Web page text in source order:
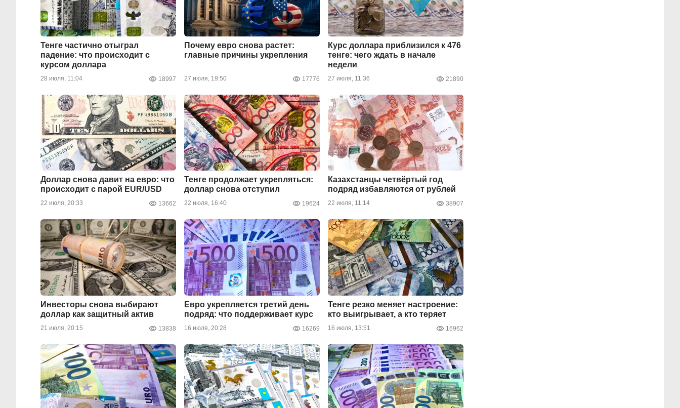
Тенге частично отыграл
падение: что происходит с
курсом доллара
28 июля, 11:04 18997
Почему евро снова растет:
главные причины укрепления
27 июля, 19:50 17776
Курс доллара приблизился к 476
тенге: чего ждать в начале
недели
27 июля, 11:36 21890
Доллар снова давит на евро: что
происходит с парой EUR/USD
22 июля, 20:33 13662
Тенге продолжает укрепляться:
доллар снова отступил
22 июля, 16:40 19624
Казахстанцы четвёртый год
подряд избавляются от рублей
22 июля, 11:14 38907
Инвесторы снова выбирают
доллар как защитный актив
21 июля, 20:15 13838
Евро укрепляется третий день
подряд: что поддерживает курс
16 июля, 20:28 16269
Тенге резко меняет настроение:
кто выигрывает, а кто теряет
16 июля, 13:51 16962